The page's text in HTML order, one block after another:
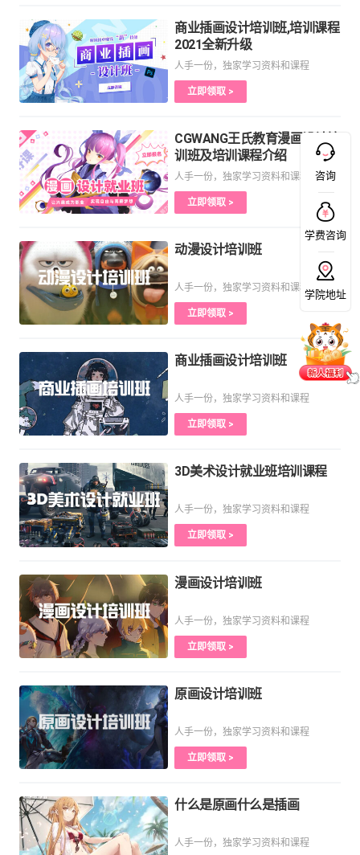
商业插画设计培训班,培训课程
2021全新升级
人手一份，独家学习资料和课程
立即领取 >
CGWANG王氏教育漫画设计培
训班及培训课程介绍
人手一份，独家学习资料和课程
立即领取 >
动漫设计培训班
人手一份，独家学习资料和课程
立即领取 >
商业插画设计培训班
人手一份，独家学习资料和课程
立即领取 >
3D美术设计就业班培训课程
人手一份，独家学习资料和课程
立即领取 >
漫画设计培训班
人手一份，独家学习资料和课程
立即领取 >
原画设计培训班
人手一份，独家学习资料和课程
立即领取 >
什么是原画什么是插画
人手一份，独家学习资料和课程
咨询
学费咨询
学院地址